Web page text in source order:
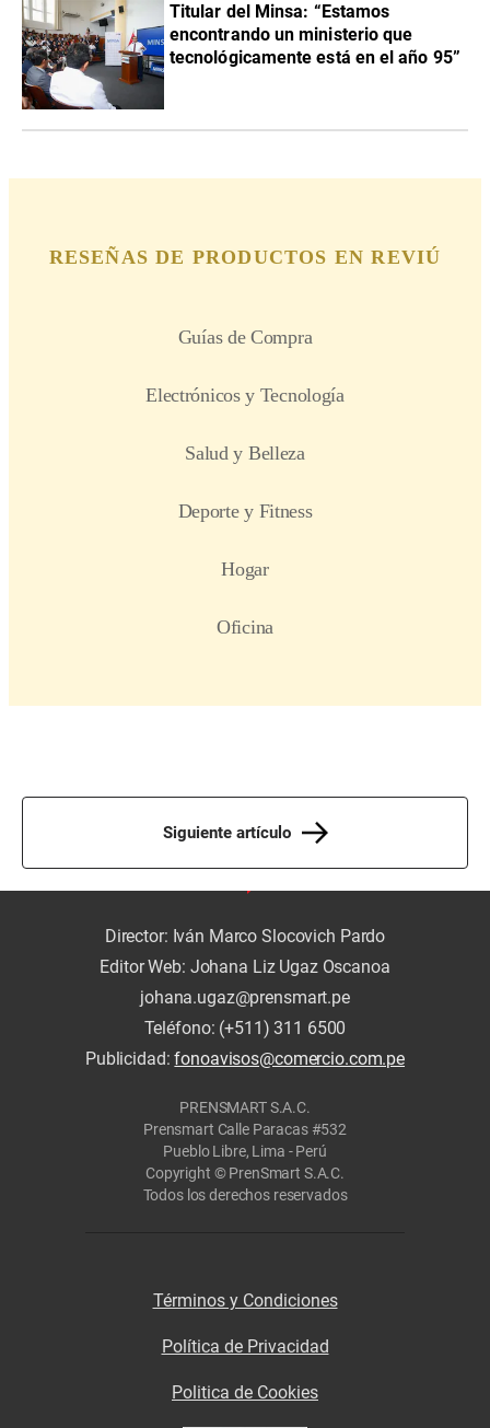
Titular del Minsa: “Estamos
encontrando un ministerio que
tecnológicamente está en el año 95”
Siguiente artículo
Director: Iván Marco Slocovich Pardo
Editor Web: Johana Liz Ugaz Oscanoa
johana.ugaz@prensmart.pe
Teléfono: (+511) 311 6500
Publicidad:fonoavisos@comercio.com.pe
PRENSMART S.A.C.
Prensmart Calle Paracas #532
Pueblo Libre, Lima - Perú
Copyright © PrenSmart S.A.C.
Todos los derechos reservados
Términos y Condiciones
Política de Privacidad
Politica de Cookies